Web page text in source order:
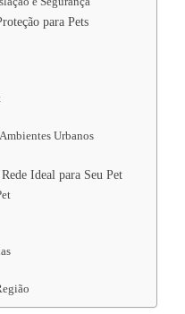
para Pets
Urbanos
Ideal para Seu Pet